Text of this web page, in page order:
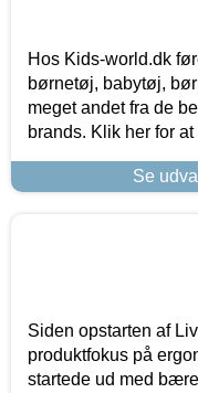
Hos Kids-world.dk
børnetøj, babytøj,
meget andet fra de
brands. Klik her for
Se
Siden opstarten af
produktfokus på
startede ud med